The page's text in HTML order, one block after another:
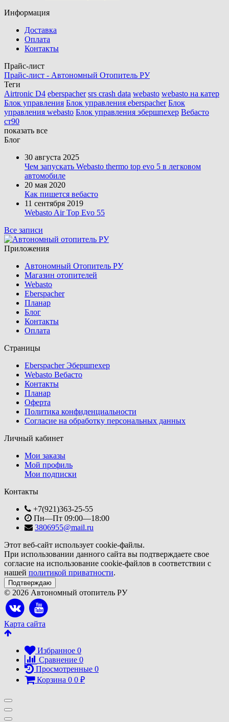
Информация
Доставка
Оплата
Контакты
Прайс-лист
Прайс-лист - Автономный Отопитель РУ
Теги
Airtronic D4 eberspacher srs crash data webasto webasto на катер
Блок управления Блок управления eberspacher Блок
управления webasto Блок управления эбершпехер Вебасто
ст90
показать все
Блог
30 августа 2025
Чем запускать Webasto thermo top evo 5 в легковом
автомобиле
20 мая 2020
Как пишется вебасто
11 сентября 2019
Webasto Air Top Evo 55
Все записи
Приложения
Автономный Отопитель РУ
Магазин отопителей
Webasto
Eberspacher
Планар
Блог
Контакты
Оплата
Страницы
Eberspacher Эбершпехер
Webasto Вебасто
Контакты
Планар
Оферта
Политика конфиденциальности
Согласие на обработку персональных данных
Личный кабинет
Мои заказы
Мой профиль
Мои подписки
Контакты
+7(921)363-25-55
Пн—Пт 09:00—18:00
3806955@mail.ru
Этот веб-сайт использует cookie-файлы.
При использовании данного сайта вы подтверждаете свое
согласие на использование cookie-файлов в соответствии с
нашей политикой приватности.
Подтверждаю
© 2026 Автономный отопитель РУ
Карта сайта
Избранное 0
Сравнение 0
Просмотренные 0
Корзина 0 0 ₽